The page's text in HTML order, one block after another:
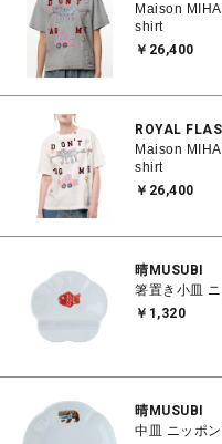
Maison
shirt
￥26,400
ROYAL
Maison
shirt
￥26,400
晴MUSUBI
箸置き小皿
￥1,320
晴MUSUBI
中皿 ニッポン